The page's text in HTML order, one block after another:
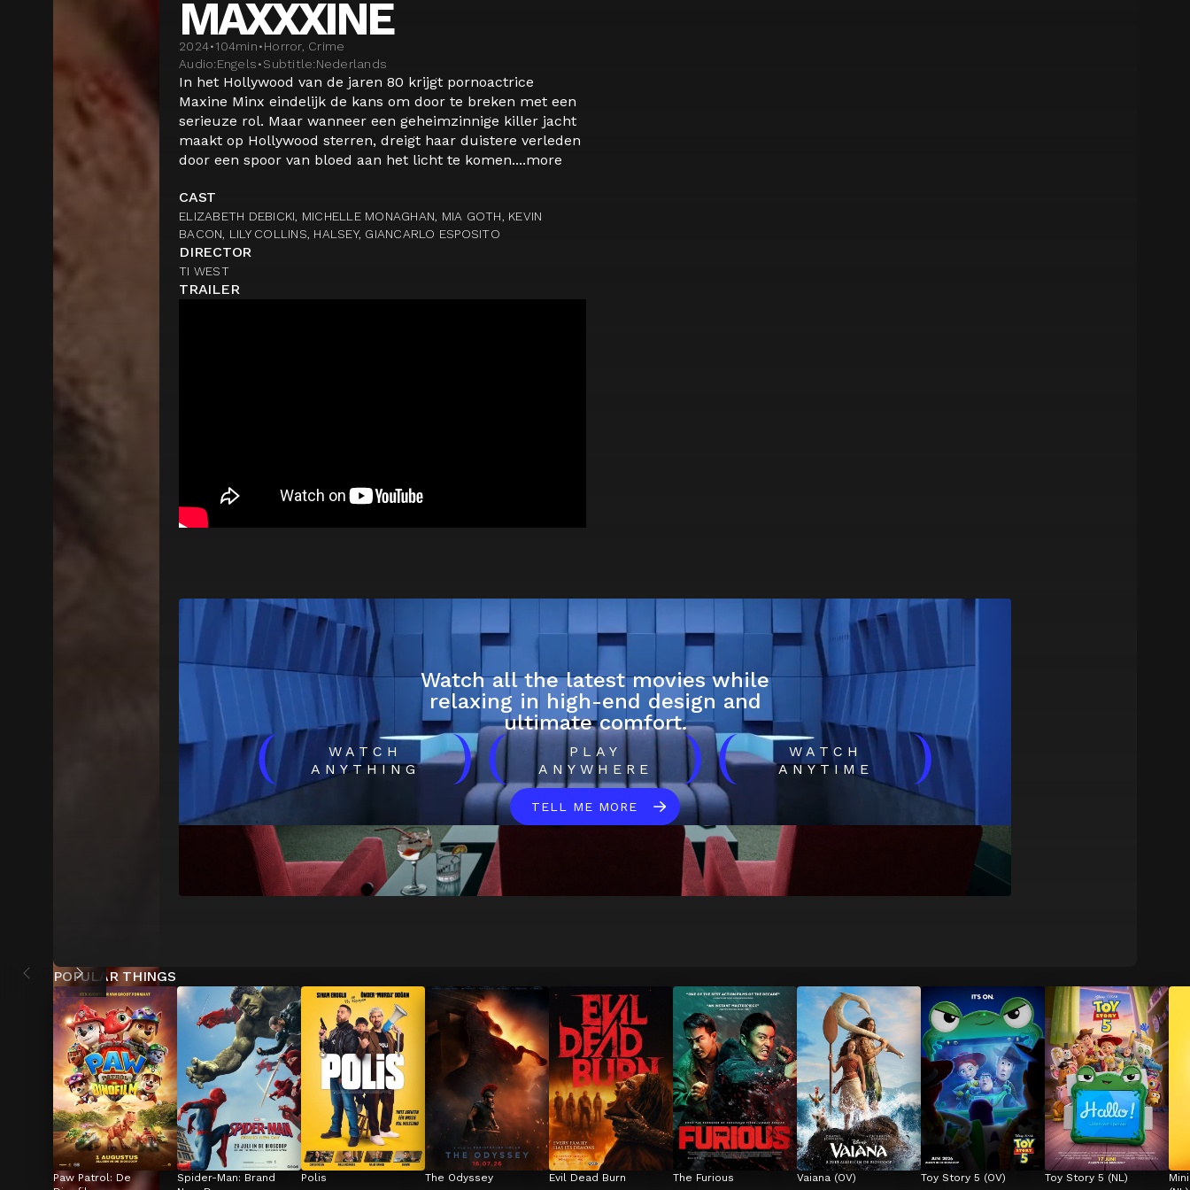
MAXXXINE
2024•104min•Horror, Crime
Audio:Engels•Subtitle:Nederlands
In het Hollywood van de jaren 80 krijgt pornoactrice
Maxine Minx eindelijk de kans om door te breken met een
serieuze rol. Maar wanneer een geheimzinnige killer jacht
maakt op Hollywood sterren, dreigt haar duistere verleden
door een spoor van bloed aan het licht te komen....more
CAST
ELIZABETH DEBICKI, MICHELLE MONAGHAN, MIA GOTH, KEVIN
BACON, LILY COLLINS, HALSEY, GIANCARLO ESPOSITO
DIRECTOR
TI WEST
TRAILER
Watch all the latest movies while
relaxing in high-end design and
ultimate comfort.
(
WATCH
ANYTHING
)(
PLAY
ANYWHERE
)(
WATCH
ANYTIME
)
TELL ME MORE
POPULAR THINGS
Paw Patrol: De
Spider-Man: Brand
Polis The Odyssey Evil Dead Burn The Furious Vaiana (OV) Toy Story 5 (OV) Toy Story 5 (NL)